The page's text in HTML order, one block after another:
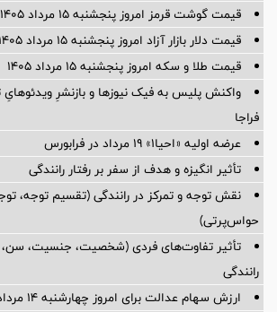
قیمت گوشت قرمز امروز پنجشنبه ۱۵ مرداد ۱۴۰۵ +جدول
قیمت دلار بازار آزاد امروز پنجشنبه ۱۵ مرداد ۱۴۰۵ +جدول
قیمت طلا و سکه امروز پنجشنبه ۱۵ مرداد ۱۴۰۵
واکنش پلیس به فیک نیوزها و بازنشرِ
فراجا
عرضه اولیه «احیا۱» ۱۹ مرداد در فرابورس
تأثیر انگیزه و هدف از سفر بر رفتار رانندگی
نقش توجه و تمرکز در رانندگی (تقسیم توجه،
حواس‌پرتی)
تأثیر تفاوت‌های فردی (شخصیت، جنسیت،
رانندگی
ارزش سهام عدالت برای امروز چهارشنبه ۱۴ مرداد + جدول